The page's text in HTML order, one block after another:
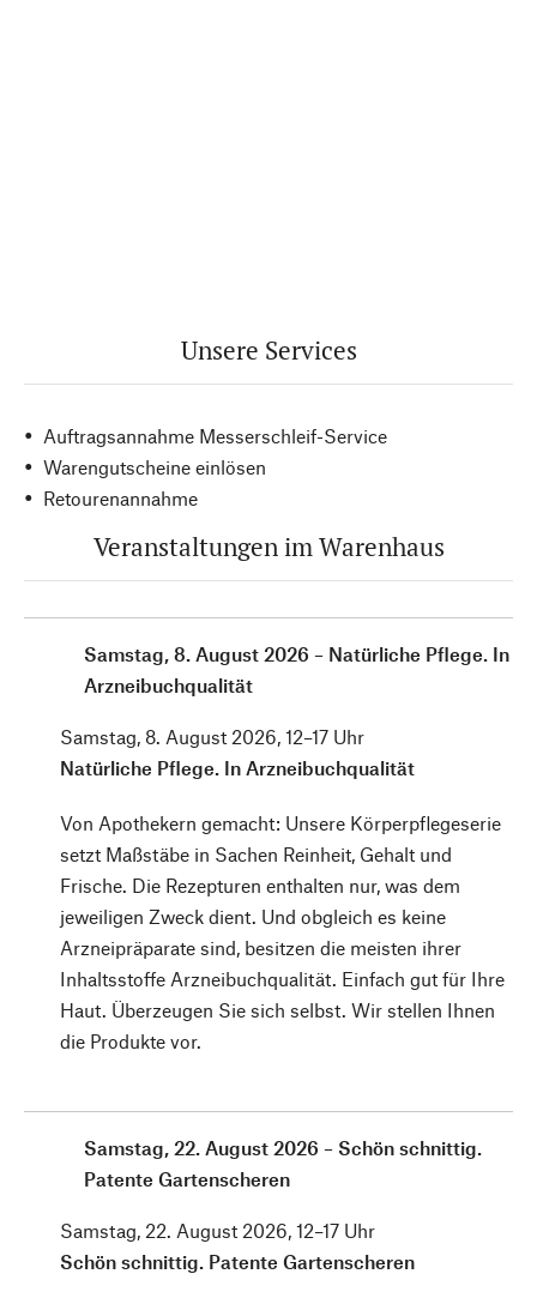
Unsere Services
Auftragsannahme Messerschleif-Service
Warengutscheine einlösen
Retourenannahme
Veranstaltungen im Warenhaus
Samstag, 8. August 2026 – Natürliche Pflege. In
Arzneibuchqualität
Samstag, 8. August 2026, 12–17 Uhr
Natürliche Pflege. In Arzneibuchqualität
Von Apothekern gemacht: Unsere Körperpflegeserie
setzt Maßstäbe in Sachen Reinheit, Gehalt und
Frische. Die Rezepturen enthalten nur, was dem
jeweiligen Zweck dient. Und obgleich es keine
Arzneipräparate sind, besitzen die meisten ihrer
Inhaltsstoffe Arzneibuchqualität. Einfach gut für Ihre
Haut. Überzeugen Sie sich selbst. Wir stellen Ihnen
die Produkte vor.
Samstag, 22. August 2026 – Schön schnittig.
Patente Gartenscheren
Samstag, 22. August 2026, 12–17 Uhr
Schön schnittig. Patente Gartenscheren